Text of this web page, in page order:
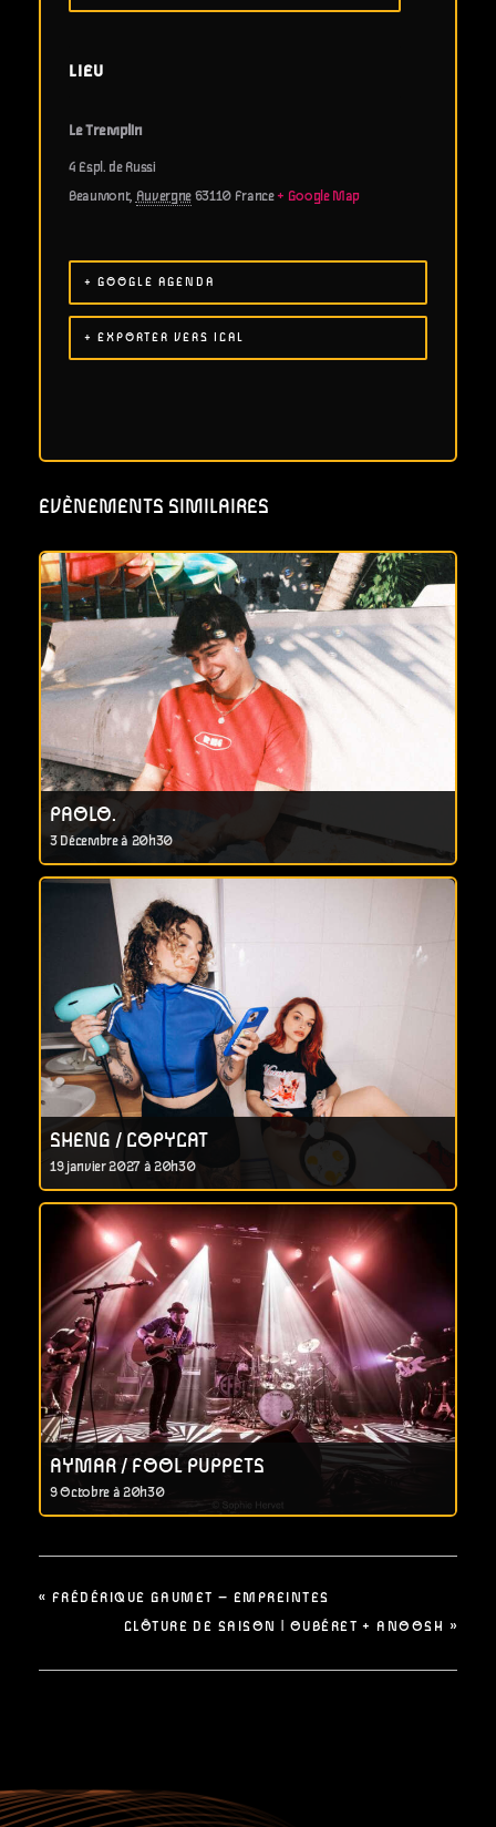
LIEU
Le Tremplin
4 Espl. de Russi
Beaumont, Auvergne 63110 France + Google Map
+ GOOGLE AGENDA
+ EXPORTER VERS ICAL
EVÈNEMENTS SIMILAIRES
PAOLO.
3 Décembre à 20h30
SHENG / COPYCAT
19 janvier 2027 à 20h30
AYMAR / FOOL PUPPETS
9 Octobre à 20h30
« FRÉDÉRIQUE GAUMET – EMPREINTES
CLÔTURE DE SAISON | OUBÉRET + ANOOSH »